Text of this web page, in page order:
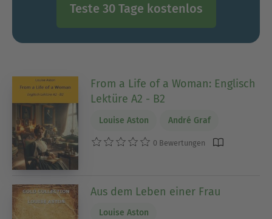
Teste 30 Tage kostenlos
From a Life of a Woman: Englisch
Lektüre A2 - B2
Louise Aston André Graf
0 Bewertungen
Aus dem Leben einer Frau
Louise Aston